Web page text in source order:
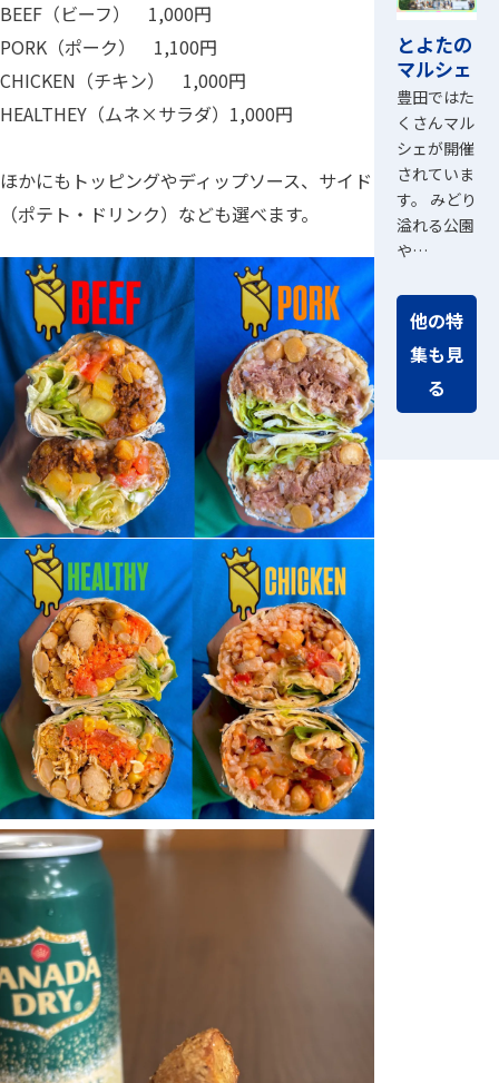
BEEF（ビーフ） 1,000円
PORK（ポーク） 1,100円
CHICKEN（チキン） 1,000円
HEALTHEY（ムネ×サラダ）1,000円
ほかにもトッピングやディップソース、サイド
（ポテト・ドリンク）なども選べます。
とよたの
マルシェ
豊田ではた
くさんマル
シェが開催
されていま
す。 みどり
溢れる公園
や…
他の特
集も見
る